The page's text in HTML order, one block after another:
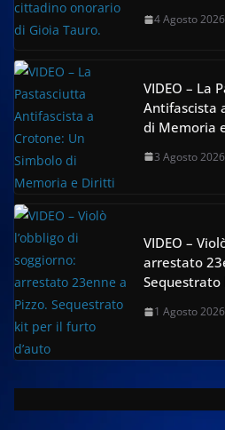
4 Agosto 2026
VIDEO – La
Antifascista
di Memoria
3 Agosto 2026
VIDEO –
arrestato
Sequestrato
1 Agosto 2026